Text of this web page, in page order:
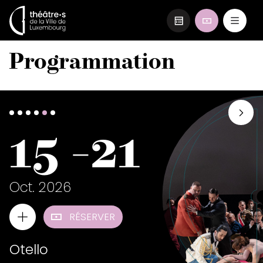
principal
Programmation
15
Oct. 2026
-21
RÉSERVER
Otello